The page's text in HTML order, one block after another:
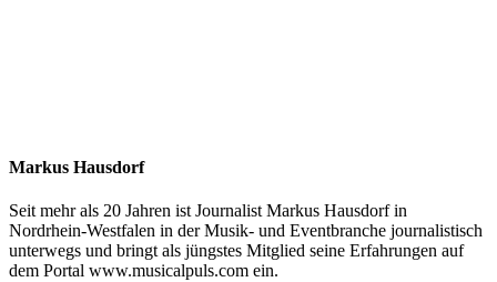
Markus Hausdorf
Seit mehr als 20 Jahren ist Journalist Markus Hausdorf in
Nordrhein-Westfalen in der Musik- und Eventbranche journalistisch
unterwegs und bringt als jüngstes Mitglied seine Erfahrungen auf
dem Portal www.musicalpuls.com ein.